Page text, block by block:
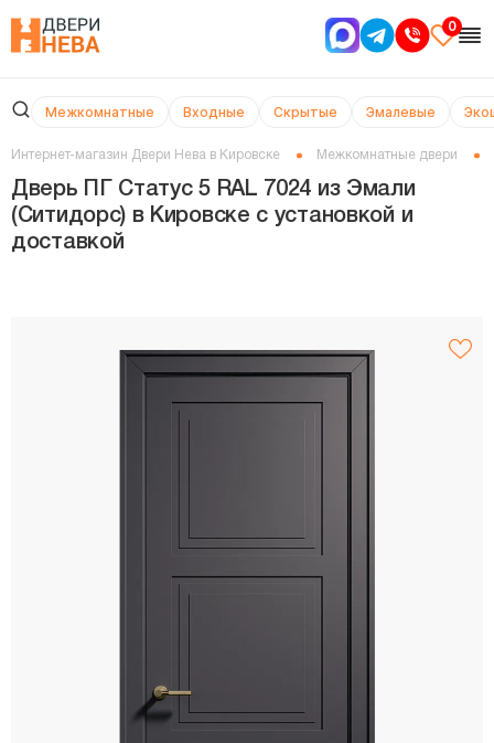
0
Межкомнатные Входные Скрытые Эмалевые
Интернет-магазин Двери Нева в Кировске Межкомнатные двери
Дверь ПГ Статус 5 RAL 7024 из Эмали
(Ситидорс) в Кировске с установкой и
доставкой